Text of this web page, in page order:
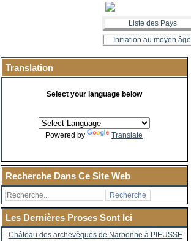
Liste des Pays
Initiation au moyen âge
Translation
Select your language below
Powered by Translate
Recherche Dans Ce Site Web
Les Dernières Proses Sont Ici
Château des archevêques de Narbonne à PIEUSSE